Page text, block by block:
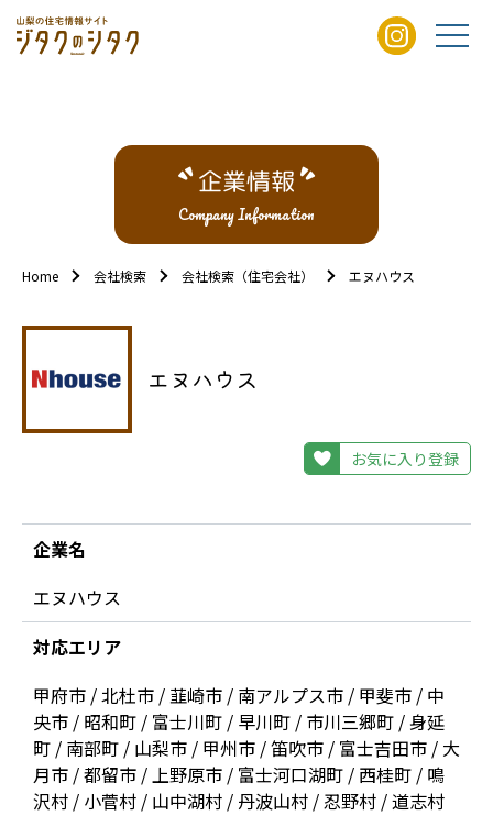
企業情報
Company Information
Home 会社検索 会社検索（住宅会社） エヌハウス
エヌハウス
お気に入り登録
企業名
エヌハウス
対応エリア
甲府市 / 北杜市 / 韮崎市 / 南アルプス市 / 甲斐市 / 中
央市 / 昭和町 / 富士川町 / 早川町 / 市川三郷町 / 身延
町 / 南部町 / 山梨市 / 甲州市 / 笛吹市 / 富士吉田市 / 大
月市 / 都留市 / 上野原市 / 富士河口湖町 / 西桂町 / 鳴
沢村 / 小菅村 / 山中湖村 / 丹波山村 / 忍野村 / 道志村